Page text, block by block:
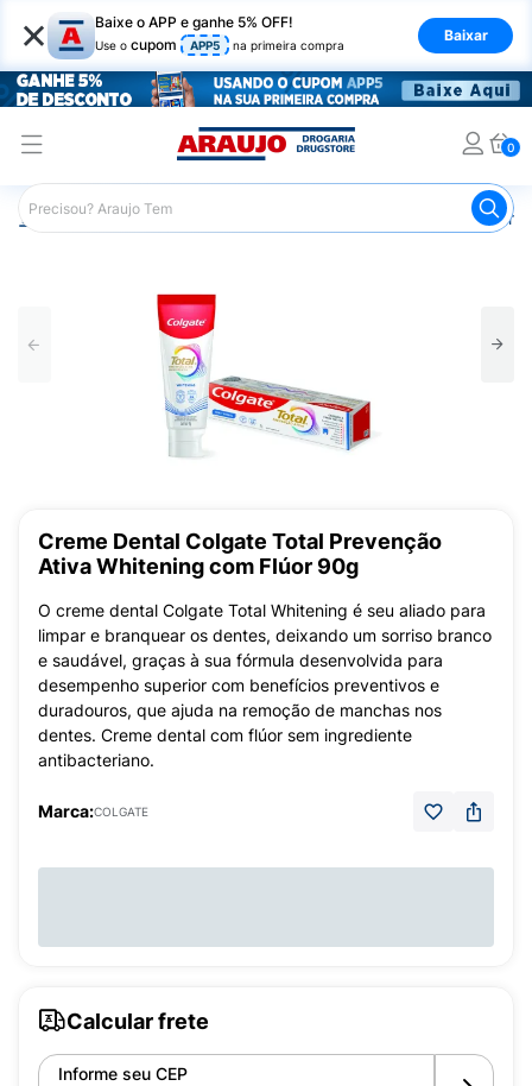
× Baixe o APP e ganhe 5% OFF!
Use o cupom APP5 na primeira compra
Baixar
0
Araujo Higiene Pessoal Pasta de Dente
Creme Dental Colgate Total Prevenção
Ativa Whitening com Flúor 90g
O creme dental Colgate Total Whitening é seu aliado para
limpar e branquear os dentes, deixando um sorriso branco
e saudável, graças à sua fórmula desenvolvida para
desempenho superior com benefícios preventivos e
duradouros, que ajuda na remoção de manchas nos
dentes. Creme dental com flúor sem ingrediente
antibacteriano.
Marca:COLGATE
Calcular frete
Informe seu CEP